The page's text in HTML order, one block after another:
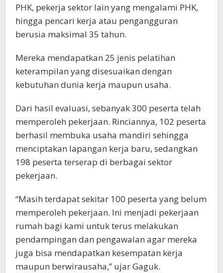
PHK, pekerja sektor lain yang mengalami PHK,
hingga pencari kerja atau pengangguran
berusia maksimal 35 tahun.
Mereka mendapatkan 25 jenis pelatihan
keterampilan yang disesuaikan dengan
kebutuhan dunia kerja maupun usaha.
Dari hasil evaluasi, sebanyak 300 peserta telah
memperoleh pekerjaan. Rinciannya, 102 peserta
berhasil membuka usaha mandiri sehingga
menciptakan lapangan kerja baru, sedangkan
198 peserta terserap di berbagai sektor
pekerjaan.
“Masih terdapat sekitar 100 peserta yang belum
memperoleh pekerjaan. Ini menjadi pekerjaan
rumah bagi kami untuk terus melakukan
pendampingan dan pengawalan agar mereka
juga bisa mendapatkan kesempatan kerja
maupun berwirausaha,” ujar Gaguk.